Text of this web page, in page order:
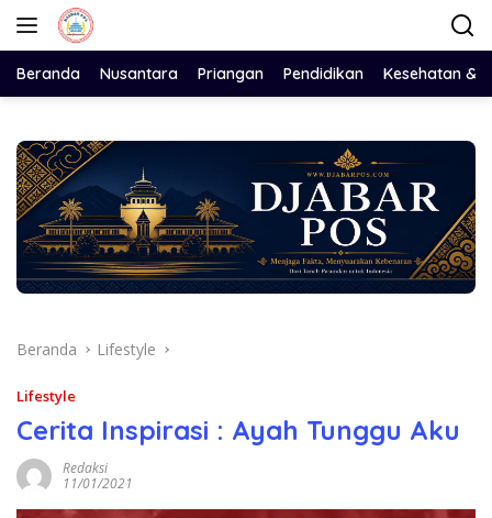
Langsung
Beranda Nusantara Priangan Pendidikan Kesehatan &
Beranda Lifestyle
Lifestyle
Cerita Inspirasi : Ayah Tunggu Aku
Redaksi
11/01/2021